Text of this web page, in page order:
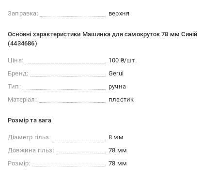
Заправка: верхня
Основні характеристики Машинка для самокруток 78 мм Синій
(4434686)
Ціна:
100 ₴/шт.
Бренд:
Gerui
Тип:
ручна
Матеріал:
пластик
Розмір та вага
Діаметр гільз:
8 мм
Довжина гільз:
78 мм
Розмір:
78 мм